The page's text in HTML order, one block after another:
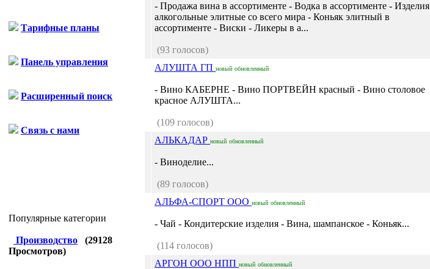
Тарифные планы
Панель управления
Расширенный поиск
Связь с нами
Популярные категории
Производство (29128
Просмотров)
- Продажа вина в ассортименте - Водка в ассортименте - Изделия
алкогольные элитные со всего мира - Коньяк элитный в
ассортименте - Виски - Ликеры в а...
(93 голосов)
АЛУШТА ГП новый обновленный
- Вино КАБЕРНЕ - Вино ПОРТВЕЙН красный - Вино столовое
красное АЛУШТА...
(109 голосов)
АЛЬКАДАР новый обновленный
- Виноделие...
(89 голосов)
АЛЬФА-СПОРТ ООО новый обновленный
- Чай - Кондитерские изделия - Вина, шампанское - Коньяк...
(114 голосов)
АРГОН ООО НПП новый обновленный